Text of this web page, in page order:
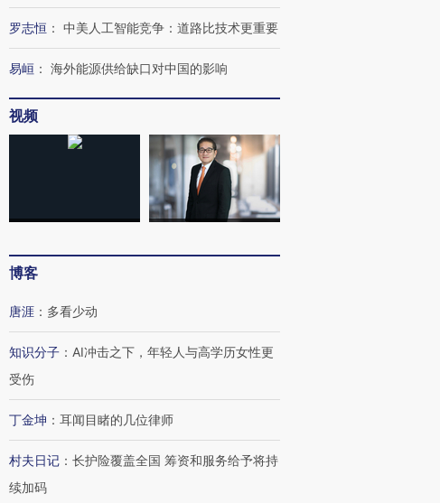
行员跨国走私7万
丸 尿检体内含3种
视线｜被称为“蟑螂”的印
度Z世代 用街头抗争将教
视线｜“入侵”还是“人道危
罗志恒 ： 中美人工智能竞争：道路比技术更重要
易峘 ： 海外能源供给缺口对中国的影响
视频
博客
唐涯 ： 多看少动
知识分子 ： AI冲击之下，年轻人与高学历女性更
受伤
丁金坤 ： 耳闻目睹的几位律师
村夫日记 ： 长护险覆盖全国 筹资和服务给予将持
续加码